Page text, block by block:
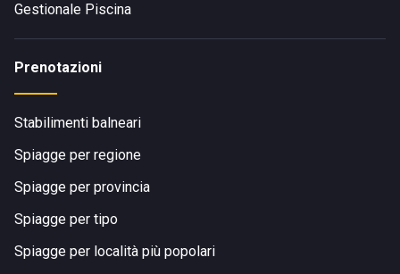
Gestionale Piscina
Prenotazioni
Stabilimenti balneari
Spiagge per regione
Spiagge per provincia
Spiagge per tipo
Spiagge per località più popolari